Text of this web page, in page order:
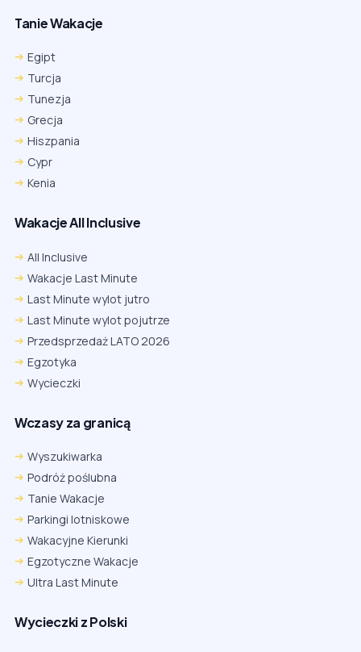
Tanie Wakacje
Egipt
Turcja
Tunezja
Grecja
Hiszpania
Cypr
Kenia
Wakacje All Inclusive
All Inclusive
Wakacje Last Minute
Last Minute wylot jutro
Last Minute wylot pojutrze
Przedsprzedaż LATO 2026
Egzotyka
Wycieczki
Wczasy za granicą
Wyszukiwarka
Podróż poślubna
Tanie Wakacje
Parkingi lotniskowe
Wakacyjne Kierunki
Egzotyczne Wakacje
Ultra Last Minute
Wycieczki z Polski